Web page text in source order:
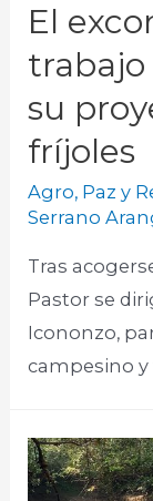
El
trabajo
su
fríjoles
Agro, Paz y
Serrano
Tras
Pastor se
Icononzo,
campesino y